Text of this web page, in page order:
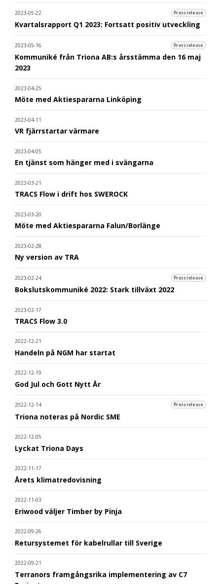
2023-05-22 Pressrelease
Kvartalsrapport Q1 2023: Fortsatt positiv utveckling
2023-05-16 Pressrelease
Kommuniké från Triona AB:s årsstämma den 16 maj
2023
2023-04-25
Möte med Aktiespararna Linköping
2023-04-11
VR fjärrstartar värmare
2023-04-05
En tjänst som hänger med i svängarna
2023-03-21
TRACS Flow i drift hos SWEROCK
2023-03-20
Möte med Aktiespararna Falun/Borlänge
2023-02-28
Ny version av TRA
2023-02-24 Pressrelease
Bokslutskommuniké 2022: Stark tillväxt 2022
2023-02-17
TRACS Flow 3.0
2022-12-21
Handeln på NGM har startat
2022-12-19
God Jul och Gott Nytt År
2022-12-14 Pressrelease
Triona noteras på Nordic SME
2022-12-05
Lyckat Triona Days
2022-11-17
Årets klimatredovisning
2022-11-03
Eriwood väljer Timber by Pinja
2022-09-26
Retursystemet för kabelrullar till Sverige
2022-09-21
Terranors framgångsrika implementering av C7